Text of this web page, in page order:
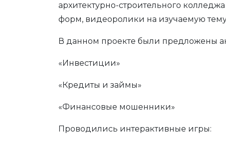
архитектурно-строительного
форм, видеоролики на изучаемую
В данном проекте были предложены
«Инвестиции»
«Кредиты и займы»
«Финансовые мошенники»
Проводились интерактивные игры: